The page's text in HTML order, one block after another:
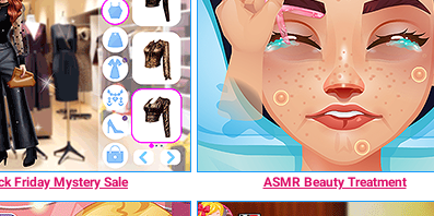
Friday Mystery Sale ASMR Beauty Treatment